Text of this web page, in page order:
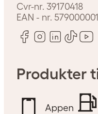
Cvr-nr. 39170418
EAN - nr.
Produkter
Appen